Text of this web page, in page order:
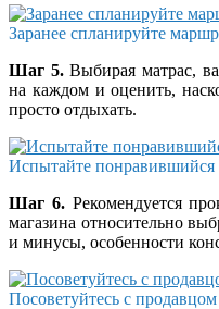
Заранее спланируйте
Шаг 5.Выбирая матрас,
на каждом и оценить,
просто отдыхать.
Испытайте понравившийся
Шаг 6.Рекомендуется
магазина относительно
и минусы, особенности
Посоветуйтесь с продавцом